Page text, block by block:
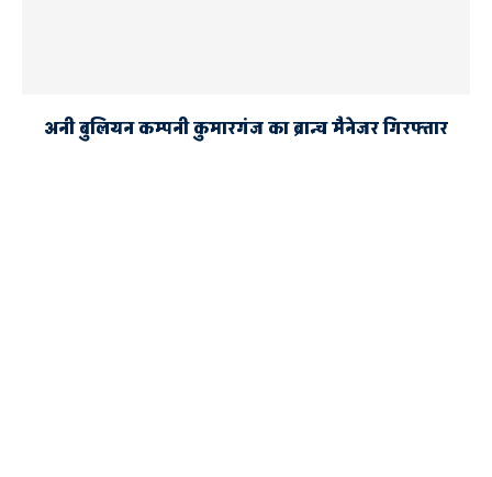
अनी बुलियन कम्पनी कुमारगंज का ब्रान्च मैनेजर गिरफ्तार